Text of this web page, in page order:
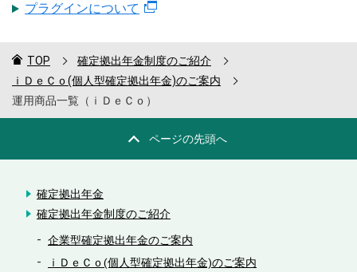
プラグインについて
TOP
確定拠出年金制度のご紹介
ｉＤｅＣｏ(個人型確定拠出年金)のご案内
運用商品一覧（ｉＤｅＣｏ）
ページの先頭へ
確定拠出年金
確定拠出年金制度のご紹介
企業型確定拠出年金のご案内
ｉＤｅＣｏ(個人型確定拠出年金)のご案内